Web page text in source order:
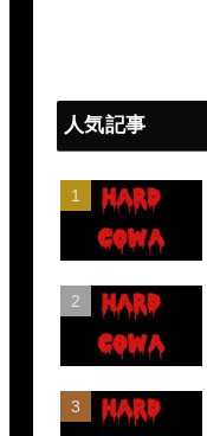
人気記事